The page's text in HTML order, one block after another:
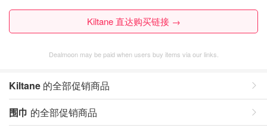
Kiltane 直达购买链接 →
Dealmoon may be paid when users buy items via our links.
Kiltane 的全部促销商品
围巾 的全部促销商品